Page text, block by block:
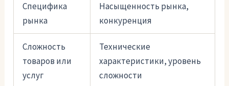
Специфика
рынка
Насыщенность рынка,
конкуренция
Сложность
товаров или
услуг
Технические
характеристики, уровень
сложности